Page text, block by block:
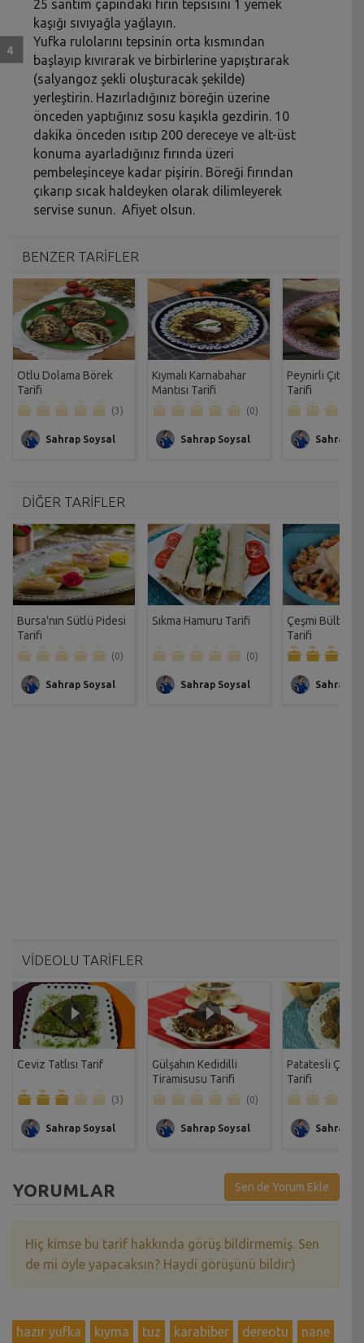
25 santim çapındaki fırın tepsisini 1 yemek
kaşığı sıvıyağla yağlayın.
Yufka rulolarını tepsinin orta kısmından
başlayıp kıvırarak ve birbirlerine yapıştırarak
(salyangoz şekli oluşturacak şekilde)
yerleştirin. Hazırladığınız böreğin üzerine
önceden yaptığınız sosu kaşıkla gezdirin. 10
dakika önceden ısıtıp 200 dereceye ve alt-üst
konuma ayarladığınız fırında üzeri
pembeleşinceye kadar pişirin. Böreği fırından
çıkarıp sıcak haldeyken olarak dilimleyerek
servise sunun. Afiyet olsun.
BENZER TARİFLER
Otlu Dolama Börek
Tarifi
(3)
Sahrap Soysal
Kıymalı Karnabahar
Mantısı Tarifi
(0)
Sahrap Soysal
Peynirli Çıtır
Tarifi
Sahrap
DİĞER TARİFLER
Bursa'nın Sütlü Pidesi
Tarifi
(0)
Sahrap Soysal
Sıkma Hamuru Tarifi
(0)
Sahrap Soysal
Çeşmi Bülbül
Tarifi
Sahrap
VİDEOLU TARİFLER
Ceviz Tatlısı Tarif
(3)
Sahrap Soysal
Gülşahın Kedidilli
Tiramisusu Tarifi
(0)
Sahrap Soysal
Patatesli Çıtır
Tarifi
Sahrap
YORUMLAR Sen de Yorum Ekle
Hiç kimse bu tarif hakkında görüş bildirmemiş. Sen
de mi öyle yapacaksın? Haydi görüşünü bildir:)
hazır yufka kıyma tuz karabiber dereotu
nane